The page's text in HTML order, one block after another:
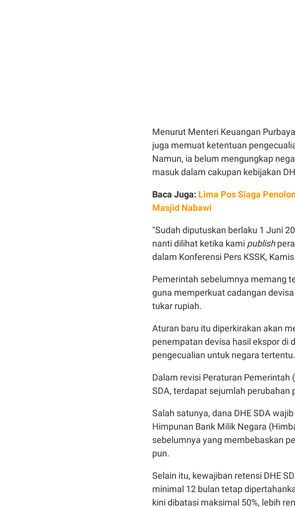
Menurut Menteri Keuangan
juga memuat ketentuan
Namun, ia belum mengungkap
masuk dalam cakupan kebijakan
Baca Juga: Lima Pos Siaga
Masjid Nabawi
"Sudah diputuskan berlaku 1 Juni
nanti dilihat ketika kami publish
dalam Konferensi Pers KSSK,
Pemerintah sebelumnya memang
guna memperkuat cadangan
tukar rupiah.
Aturan baru itu diperkirakan akan
penempatan devisa hasil ekspor di
pengecualian untuk negara tertentu.
Dalam revisi Peraturan Pemerintah
SDA, terdapat sejumlah perubahan
Salah satunya, dana DHE SDA
Himpunan Bank Milik Negara
sebelumnya yang membebaskan
pun.
Selain itu, kewajiban retensi DHE
minimal 12 bulan tetap
kini dibatasi maksimal 50%, lebih